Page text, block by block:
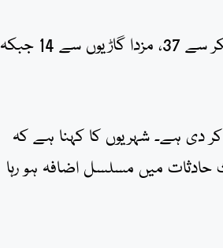
تفصیلات کے مطابق ڈمپر حادثات میں 6 افراد، ٹریلر حادثات میں 67 افراد، واٹر ٹینکر سے 37، مزدا گاڑیوں سے 14 جبکہ
دی ہے۔ شہریوں کا کہنا ہے کہ
حادثات میں مسلسل اضافہ ہو رہا